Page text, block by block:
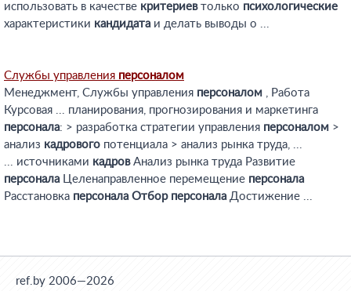
использовать в качестве критериевтолько психологические
характеристики кандидата и делать выводы о ...
Службы управления персоналом
Менеджмент, Службы управления персоналом , Работа
Курсовая ... планирования, прогнозирования и маркетинга
персонала: > разработка стратегии управления персоналом >
анализ кадрового потенциала > анализ рынка труда, ...
... источниками кадровАнализ рынка труда Развитие
персонала Целенаправленное перемещение персонала
Расстановка персонала Отбор персонала Достижение ...
ref.by 2006—2026